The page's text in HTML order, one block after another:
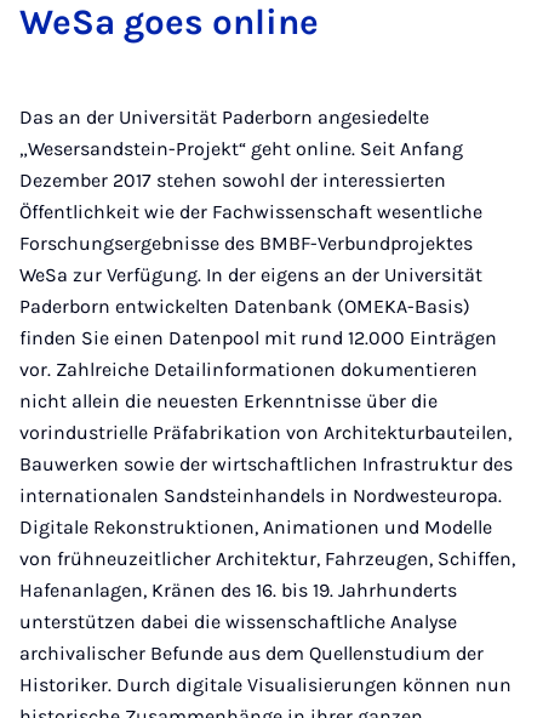
We­Sa goes on­line
Das an der Universität Paderborn angesiedelte
„Wesersandstein-Projekt“ geht online. Seit Anfang
Dezember 2017 stehen sowohl der interessierten
Öffentlichkeit wie der Fachwissenschaft wesentliche
Forschungsergebnisse des BMBF-Verbundprojektes
WeSa zur Verfügung. In der eigens an der Universität
Paderborn entwickelten Datenbank (OMEKA-Basis)
finden Sie einen Datenpool mit rund 12.000 Einträgen
vor. Zahlreiche Detailinformationen dokumentieren
nicht allein die neuesten Erkenntnisse über die
vorindustrielle Präfabrikation von Architekturbauteilen,
Bauwerken sowie der wirtschaftlichen Infrastruktur des
internationalen Sandsteinhandels in Nordwesteuropa.
Digitale Rekonstruktionen, Animationen und Modelle
von frühneuzeitlicher Architektur, Fahrzeugen, Schiffen,
Hafenanlagen, Kränen des 16. bis 19. Jahrhunderts
unterstützen dabei die wissenschaftliche Analyse
archivalischer Befunde aus dem Quellenstudium der
Historiker. Durch digitale Visualisierungen können nun